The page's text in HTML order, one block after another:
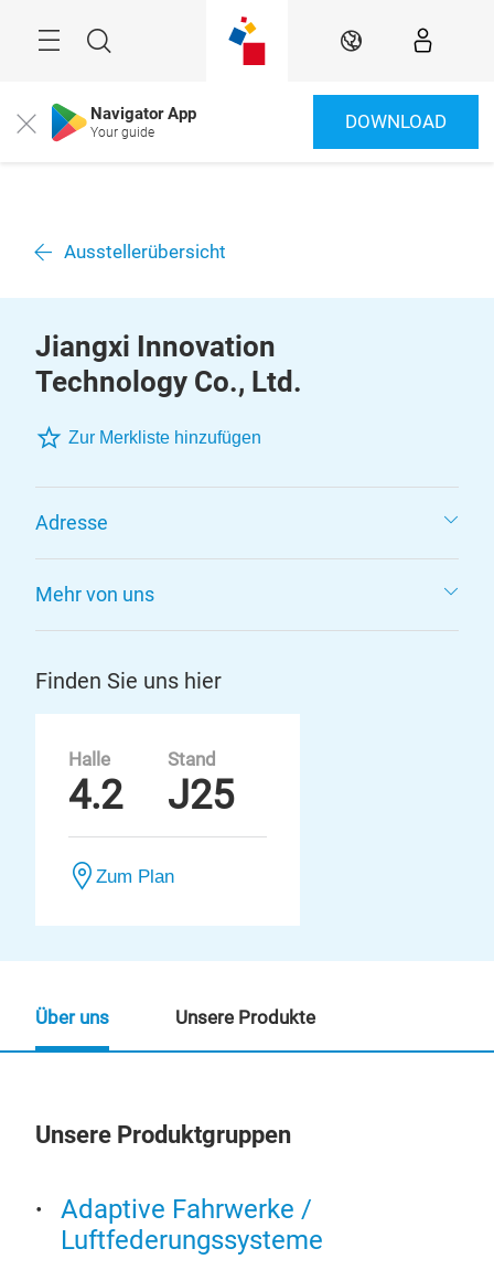
Suche DE
Close Navigator App
Your guide DOWNLOAD
Ausstellerübersicht
Jiangxi Innovation
Technology Co., Ltd.
Zur Merkliste hinzufügen
Adresse
Mehr von uns
Finden Sie uns hier
Halle
4.2
Stand
J25
Zum Plan
Unsere Produktgruppen
Adaptive Fahrwerke /
Luftfederungssysteme
Über uns Unsere Produkte